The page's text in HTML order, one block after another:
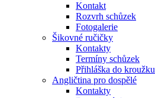
Kontakt
Rozvrh schůzek
Fotogalerie
Šikovné ručičky
Kontakty
Termíny schůzek
Přihláška do kroužku
Angličtina pro dospělé
Kontakty